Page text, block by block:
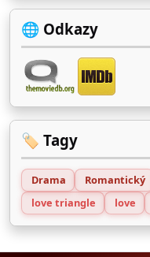
🌐 Odkazy
🏷️ Tagy
Drama Romantický
love triangle
love